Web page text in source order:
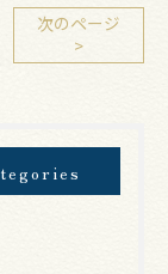
次のページ
>